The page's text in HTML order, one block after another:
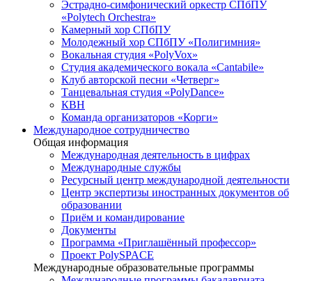
Эстрадно-симфонический оркестр СПбПУ
«Polytech Orchestra»
Камерный хор СПбПУ
Молодежный хор СПбПУ «Полигимния»
Вокальная студия «PolyVox»
Студия академического вокала «Cantabile»
Клуб авторской песни «Четверг»
Танцевальная студия «PolyDance»
КВН
Команда организаторов «Корги»
Международное сотрудничество
Общая информация
Международная деятельность в цифрах
Международные службы
Ресурсный центр международной деятельности
Центр экспертизы иностранных документов об
образовании
Приём и командирование
Документы
Программа «Приглашённый профессор»
Проект PolySPACE
Международные образовательные программы